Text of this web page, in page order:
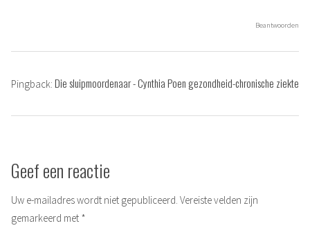
Beantwoorden
Pingback: Die sluipmoordenaar - Cynthia Poen gezondheid-chronische ziekte
Geef een reactie
Uw e-mailadres wordt niet gepubliceerd. Vereiste velden zijn
gemarkeerd met *